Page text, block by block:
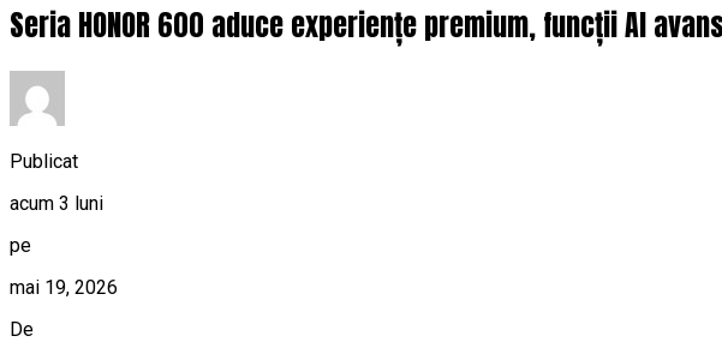
Seria HONOR 600 aduce experiențe premium, funcții AI
Publicat
acum 3 luni
pe
mai 19, 2026
De